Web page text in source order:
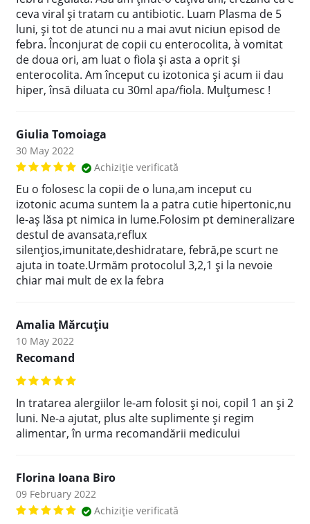
ceva viral și tratam cu antibiotic. Luam Plasma de 5
luni, și tot de atunci nu a mai avut niciun episod de
febra. Înconjurat de copii cu enterocolita, à vomitat
de doua ori, am luat o fiola și asta a oprit și
enterocolita. Am început cu izotonica și acum ii dau
hiper, însă diluata cu 30ml apa/fiola. Mulțumesc !
Giulia Tomoiaga
30 May 2022
Achiziție verificată
Eu o folosesc la copii de o luna,am inceput cu
izotonic acuma suntem la a patra cutie hipertonic,nu
le-aș lăsa pt nimica in lume.Folosim pt demineralizare
destul de avansata,reflux
silențios,imunitate,deshidratare, febră,pe scurt ne
ajuta in toate.Urmăm protocolul 3,2,1 și la nevoie
chiar mai mult de ex la febra
Amalia Mărcuțiu
10 May 2022
Recomand
In tratarea alergiilor le-am folosit și noi, copil 1 an și 2
luni. Ne-a ajutat, plus alte suplimente și regim
alimentar, în urma recomandării medicului
Florina Ioana Biro
09 February 2022
Achiziție verificată